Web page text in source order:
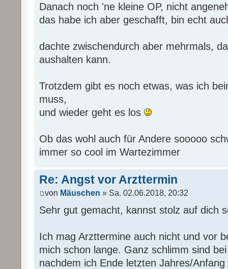
Danach noch 'ne kleine OP, nicht
das habe ich aber geschafft, bin echt
dachte zwischendurch aber mehrmals,
aushalten kann.
Trotzdem gibt es noch etwas, was ich
muss,
und wieder geht es los
Ob das wohl auch für Andere sooooo
immer so cool im Wartezimmer
Re: Angst vor Arzttermin
von Mäuschen » Sa. 02.06.2018, 20:32
Sehr gut gemacht, kannst stolz auf dich
Ich mag Arzttermine auch nicht und vor
mich schon lange. Ganz schlimm sind
nachdem ich Ende letzten Jahres/